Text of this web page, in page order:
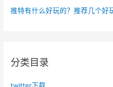
推特有什么好玩的？推荐几个好
分类目录